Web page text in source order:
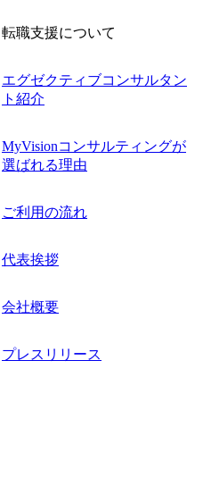
転職支援について
エグゼクティブコンサルタン
ト紹介
MyVisionコンサルティングが
選ばれる理由
ご利用の流れ
代表挨拶
会社概要
プレスリリース